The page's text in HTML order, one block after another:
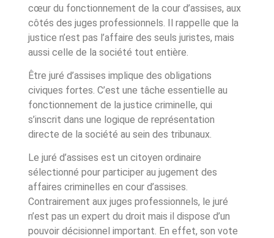
cœur du fonctionnement de la cour d’assises, aux
côtés des juges professionnels. Il rappelle que la
justice n’est pas l’affaire des seuls juristes, mais
aussi celle de la société tout entière.
Être juré d’assises implique des obligations
civiques fortes. C’est une tâche essentielle au
fonctionnement de la justice criminelle, qui
s’inscrit dans une logique de représentation
directe de la société au sein des tribunaux.
Le juré d’assises est un citoyen ordinaire
sélectionné pour participer au jugement des
affaires criminelles en cour d’assises.
Contrairement aux juges professionnels, le juré
n’est pas un expert du droit mais il dispose d’un
pouvoir décisionnel important. En effet, son vote